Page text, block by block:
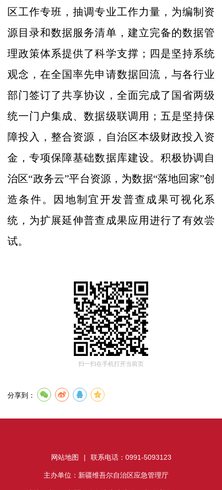
区工作专班，抽调专业工作力量，为编制资
源目录和数据服务清单，建立完备的数据管
理政策体系提供了科学支撑；四是坚持系统
观念，在全国率先申请数据回流，与各行业
部门签订了共享协议，全面完成了国省两级
统一门户集成、数据级联调用；五是坚持保
障投入，整合资源，自治区本级财政投入资
金，专项保障基础数据库建设。积极协调自
治区“政务云”平台资源，为数据“落地回家”创
造条件。因地制宜开发普查成果可视化系
统，为扩展延伸普查成果应用进行了有效尝
试。
扫一扫在手机打开当前页
分享到：
网站地图 | 联系电话：0991-5093123
主办单位：新疆维吾尔自治区应急管理厅